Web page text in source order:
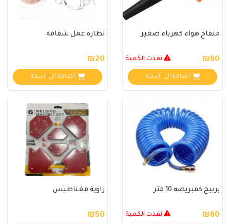
منفاخ هواء كهرباء صغير
₪60 نفذت الكمية
اضافة الي السلة
نظارة عمل شفافة
₪20
اضافة الي السلة
بربيج كمبريصه 10 متر
₪60 نفذت الكمية
زاوية مغناطيس
₪50